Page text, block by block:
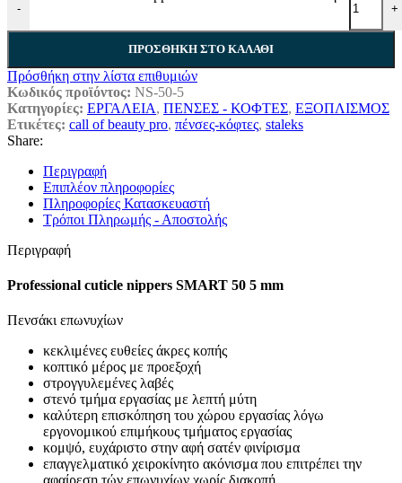
- +
ΠΡΟΣΘΉΚΗ ΣΤΟ ΚΑΛΆΘΙ
Πρόσθήκη στην λίστα επιθυμιών
Κωδικός προϊόντος: NS-50-5
Κατηγορίες: ΕΡΓΑΛΕΙΑ, ΠΕΝΣΕΣ - ΚΟΦΤΕΣ, ΕΞΟΠΛΙΣΜΟΣ
Ετικέτες: call of beauty pro, πένσες-κόφτες, staleks
Share:
Περιγραφή
Επιπλέον πληροφορίες
Πληροφορίες Κατασκευαστή
Τρόποι Πληρωμής - Αποστολής
Περιγραφή
Professional cuticle nippers SMART 50 5 mm
Πενσάκι επωνυχίων
κεκλιμένες ευθείες άκρες κοπής
κοπτικό μέρος με προεξοχή
στρογγυλεμένες λαβές
στενό τμήμα εργασίας με λεπτή μύτη
καλύτερη επισκόπηση του χώρου εργασίας λόγω
εργονομικού επιμήκους τμήματος εργασίας
κομψό, ευχάριστο στην αφή σατέν φινίρισμα
επαγγελματικό χειροκίνητο ακόνισμα που επιτρέπει την